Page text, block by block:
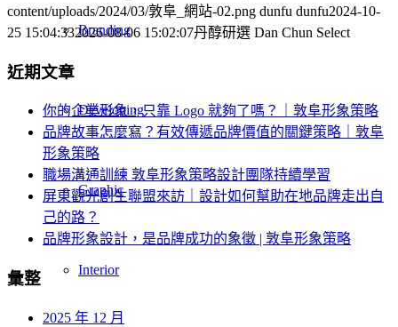
Branding
Developing
Graphic
Interior
content/uploads/2024/03/敦阜_網站-02.png dunfu dunfu2024-10-
25 15:04:332026-08-06 15:02:07丹醇研選 Dan Chun Select
近期文章
你的企業形象，只靠 Logo 就夠了嗎？｜敦阜形象策略
品牌故事怎麼寫？有效傳遞品牌價值的關鍵策略｜敦阜
形象策略
職場溝通訓練 敦阜形象策略設計團隊持續學習
屏東觀光創生聯盟來訪｜設計如何幫助在地品牌走出自
己的路？
品牌形象設計，是品牌成功的象徵 | 敦阜形象策略
彙整
2025 年 12 月